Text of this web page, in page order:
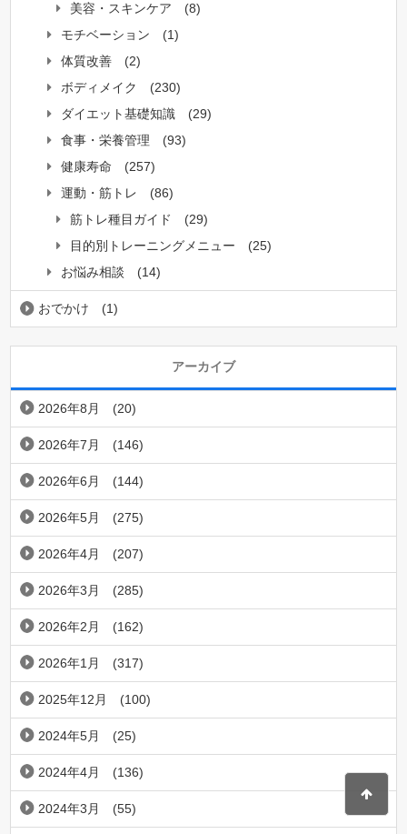
美容・スキンケア
(8)
モチベーション
(1)
体質改善
(2)
ボディメイク
(230)
ダイエット基礎知識
(29)
食事・栄養管理
(93)
健康寿命
(257)
運動・筋トレ
(86)
筋トレ種目ガイド
(29)
目的別トレーニングメニュー
(25)
お悩み相談
(14)
おでかけ (1)
アーカイブ
2026年8月 (20)
2026年7月 (146)
2026年6月 (144)
2026年5月 (275)
2026年4月 (207)
2026年3月 (285)
2026年2月 (162)
2026年1月 (317)
2025年12月 (100)
2024年5月 (25)
2024年4月 (136)
2024年3月 (55)